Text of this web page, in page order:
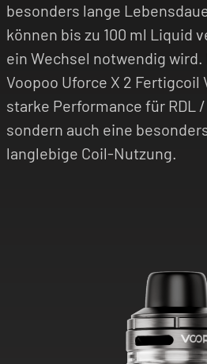
besonders lange
können bis zu 100 ml Liquid
ein Wechsel notwendig
Voopoo Uforce X 2
starke Performance für RDL
sondern auch eine
langlebige Coil-Nutzung.